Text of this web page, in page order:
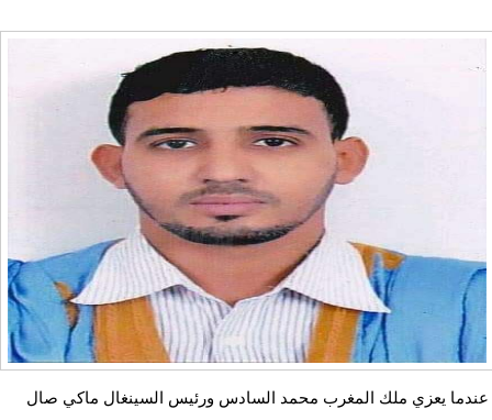
عندما يعزي ملك المغرب محمد السادس ورئيس السينغال ماكي صال